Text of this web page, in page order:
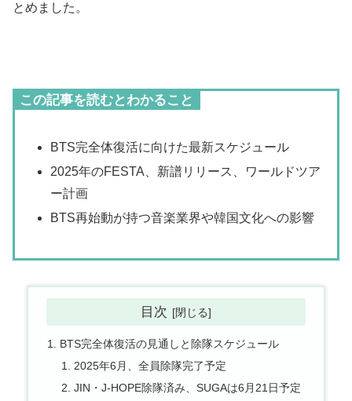
とめました。
この記事を読むとわかること
BTS完全体復活に向けた最新スケジュール
2025年のFESTA、新譜リリース、ワールドツア
ー計画
BTS再始動が持つ音楽業界や韓国文化への影響
目次
BTS完全体復活の見通しと除隊スケジュール
2025年6月、全員除隊完了予定
JIN・J-HOPE除隊済み、SUGAは6月21日予定